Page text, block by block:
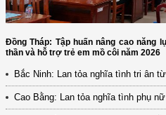
Đồng Tháp: Tập huấn nâng cao năng
thần và hỗ trợ trẻ em mồ côi năm 2026
Bắc Ninh: Lan tỏa nghĩa tình tri ân
Cao Bằng: Lan tỏa nghĩa tình phụ